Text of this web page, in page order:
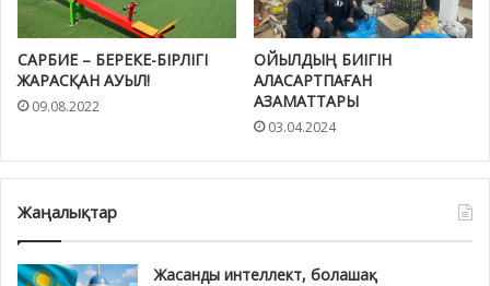
САРБИЕ – БЕРЕКЕ-БІРЛІГІ
ЖАРАСҚАН АУЫЛ!
09.08.2022
ОЙЫЛДЫҢ БИІГІН
АЛАСАРТПАҒАН
АЗАМАТТАРЫ
03.04.2024
Жаңалықтар
Жасанды интеллект, болашақ